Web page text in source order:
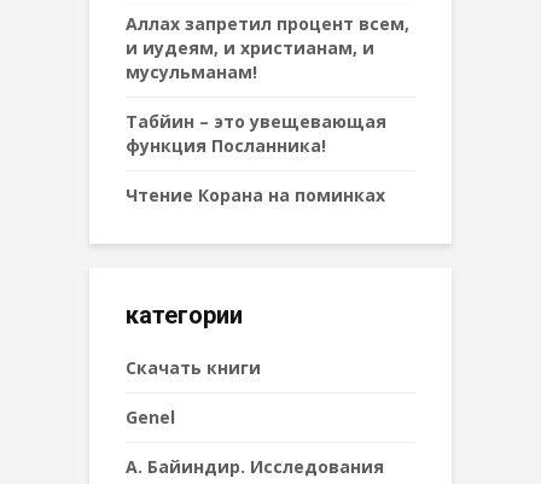
Аллах запретил процент всем,
и иудеям, и христианам, и
мусульманам!
Табйин – это увещевающая
функция Посланника!
Чтение Корана на поминках
категории
Cкачать книги
Genel
А. Байиндир. Исследования